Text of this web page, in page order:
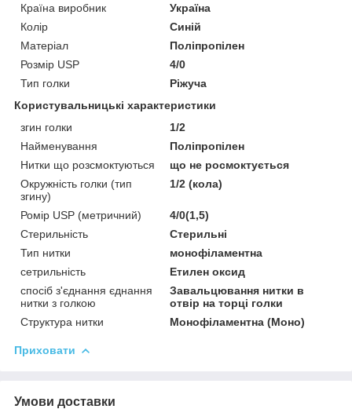
Країна виробник
Україна
Колір
Синій
Матеріал
Поліпропілен
Розмір USP
4/0
Тип голки
Ріжуча
Користувальницькі характеристики
згин голки
1/2
Найменування
Поліпропілен
Нитки що розсмоктуються
що не росмоктується
Окружність голки (тип
згину)
1/2 (кола)
Ромір USP (метричний)
4/0(1,5)
Стерильність
Стерильні
Тип нитки
монофіламентна
сетрильність
Етилен оксид
спосіб з'єднання єднання
нитки з голкою
Завальцювання нитки в
отвір на торці голки
Структура нитки
Монофіламентна (Моно)
Приховати
Умови доставки